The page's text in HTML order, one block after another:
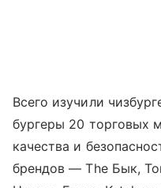
Всего изучили
бургеры 20 торговых
качества и
брендов — The Бык,